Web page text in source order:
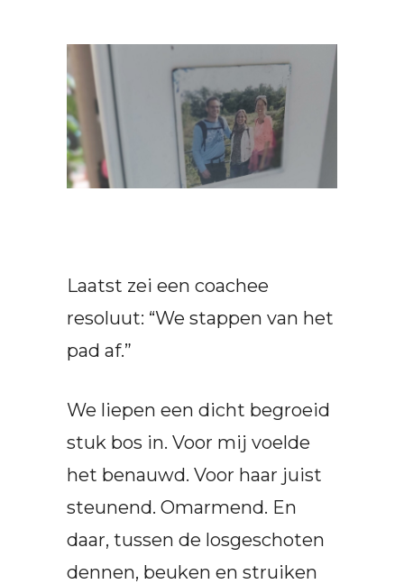
Laatst zei een coachee
resoluut: “We stappen van het
pad af.”
We liepen een dicht begroeid
stuk bos in. Voor mij voelde
het benauwd. Voor haar juist
steunend. Omarmend. En
daar, tussen de losgeschoten
dennen, beuken en struiken